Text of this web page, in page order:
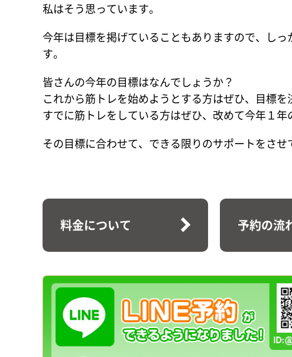
私はそう思っています。
今年は目標を掲げていることもありますので、し
す。
皆さんの今年の目標はなんでしょうか？
これから筋トレを始めようとする方はぜひ、目標を
すでに筋トレをしている方はぜひ、改めて今年１年
その目標に合わせて、できる限りのサポートをさせ
料金について 予約の流